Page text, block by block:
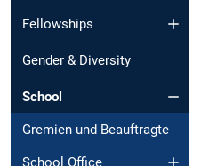
Fellowships
Gender & Diversity
School
Gremien und Beauftragte
School Office